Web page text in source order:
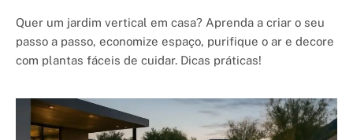
Quer um jardim vertical em casa? Aprenda a criar o seu
passo a passo, economize espaço, purifique o ar e decore
com plantas fáceis de cuidar. Dicas práticas!